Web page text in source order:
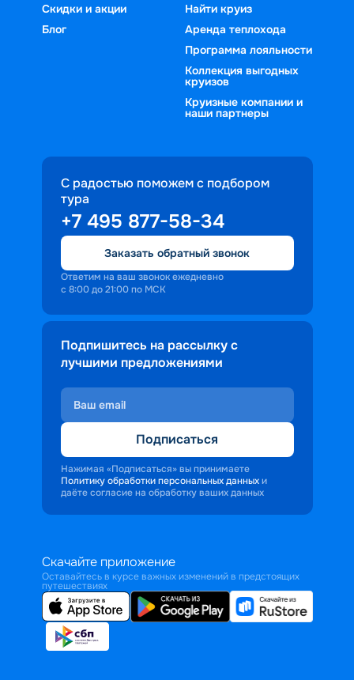
Скидки и акции
Блог
Найти круиз
Аренда теплохода
Программа лояльности
Коллекция выгодных
круизов
Круизные компании и
наши партнеры
С радостью поможем с подбором
тура
+7 495 877-58-34
Заказать обратный звонок
Ответим на ваш звонок ежедневно
с 8:00 до 21:00 по МСК
Подпишитесь на рассылку с
лучшими предложениями
Подписаться
Нажимая «Подписаться» вы принимаете
Политику обработки персональных данных и
даёте согласие на обработку ваших данных
Скачайте приложение
Оставайтесь в курсе важных изменений в предстоящих
путешествиях